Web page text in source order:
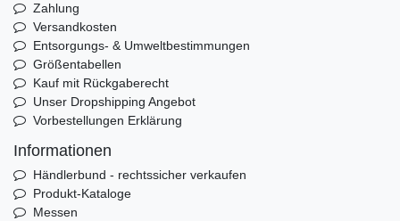
Zahlung
Versandkosten
Entsorgungs- & Umweltbestimmungen
Größentabellen
Kauf mit Rückgaberecht
Unser Dropshipping Angebot
Vorbestellungen Erklärung
Informationen
Händlerbund - rechtssicher verkaufen
Produkt-Kataloge
Messen